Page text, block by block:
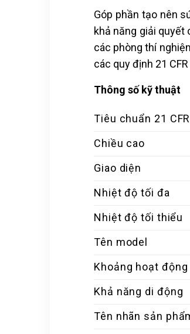
Góp phần tạo nên
khả năng giải quyết
các phòng thí
các quy định 21
Thông số kỹ thuật
Tiêu chuẩn 21
Chiều cao
Giao diện
Nhiệt độ tối đa
Nhiệt độ tối thiểu
Tên model
Khoảng hoạt động
Khả năng di động
Tên nhãn sản